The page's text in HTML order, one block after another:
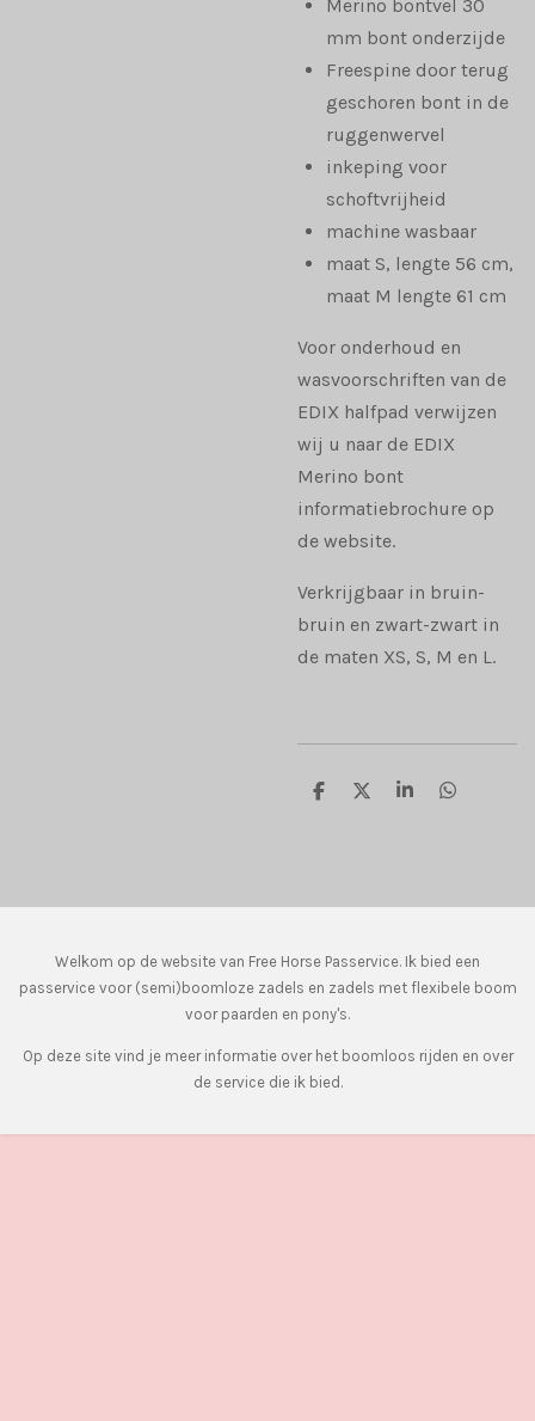
Merino bontvel 30
mm bont onderzijde
Freespine door terug
geschoren bont in de
ruggenwervel
inkeping voor
schoftvrijheid
machine wasbaar
maat S, lengte 56 cm,
maat M lengte 61 cm
Voor onderhoud en
wasvoorschriften van de
EDIX halfpad verwijzen
wij u naar de EDIX
Merino bont
informatiebrochure op
de website.
Verkrijgbaar in bruin-
bruin en zwart-zwart in
de maten XS, S, M en L.
D
D
S
D
Welkom op de website van Free Horse Passervice. Ik bied een
passervice voor (semi)boomloze zadels en zadels met flexibele boom
voor paarden en pony's.
Op deze site vind je meer informatie over het boomloos rijden en over
de service die ik bied.